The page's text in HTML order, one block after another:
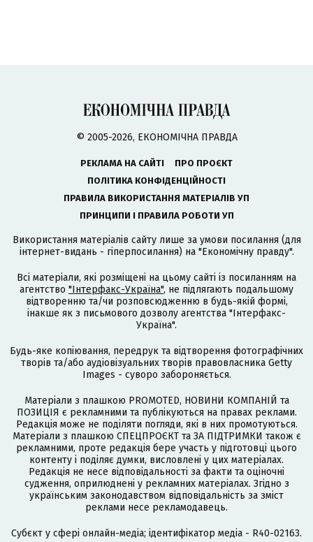
© 2005-2026, ЕКОНОМІЧНА ПРАВДА
РЕКЛАМА НА САЙТІ
ПРО ПРОЄКТ
ПОЛІТИКА КОНФІДЕНЦІЙНОСТІ
ПРАВИЛА ВИКОРИСТАННЯ МАТЕРІАЛІВ УП
ПРИНЦИПИ І ПРАВИЛА РОБОТИ УП
Використання матеріалів сайту лише за умови посилання (для
інтернет-видань - гіперпосилання) на "Економічну правду".
Всі матеріали, які розміщені на цьому сайті із посиланням на
агентство "Інтерфакс-Україна", не підлягають подальшому
відтворенню та/чи розповсюдженню в будь-якій формі,
інакше як з письмового дозволу агентства "Інтерфакс-
Україна".
Будь-яке копіювання, передрук та відтворення фотографічних
творів та/або аудіовізуальних творів правовласника Getty
Images - суворо забороняється.
Матеріали з плашкою PROMOTED, НОВИНИ КОМПАНІЙ та
ПОЗИЦІЯ є рекламними та публікуються на правах реклами.
Редакція може не поділяти погляди, які в них промотуються.
Матеріали з плашкою СПЕЦПРОЄКТ та ЗА ПІДТРИМКИ також є
рекламними, проте редакція бере участь у підготовці цього
контенту і поділяє думки, висловлені у цих матеріалах.
Редакція не несе відповідальності за факти та оціночні
судження, оприлюднені у рекламних матеріалах. Згідно з
українським законодавством відповідальність за зміст
реклами несе рекламодавець.
Cубєкт у сфері онлайн-медіа; ідентифікатор медіа - R40-02163.